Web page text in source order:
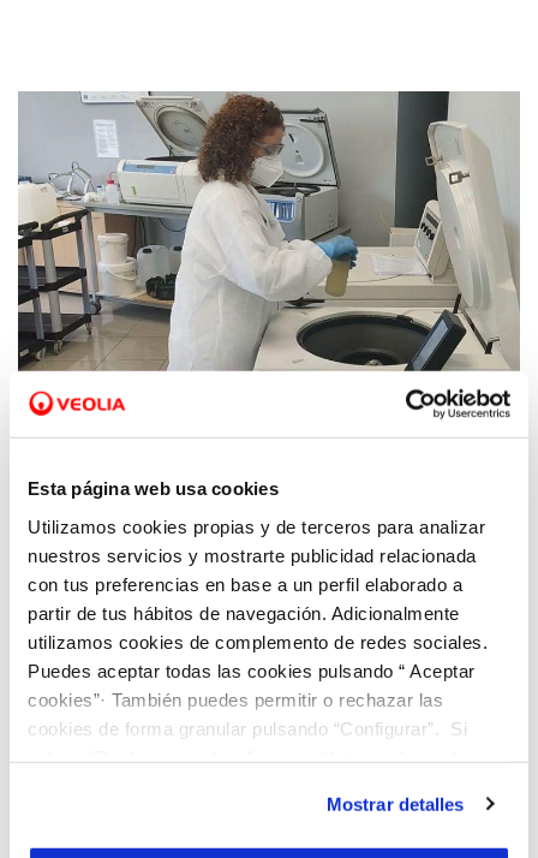
Esta página web usa cookies
Utilizamos cookies propias y de terceros para analizar
nuestros servicios y mostrarte publicidad relacionada
con tus preferencias en base a un perfil elaborado a
partir de tus hábitos de navegación. Adicionalmente
utilizamos cookies de complemento de redes sociales.
Puedes aceptar todas las cookies pulsando “ Aceptar
cookies”· También puedes permitir o rechazar las
cookies de forma granular pulsando “Configurar”. Si
son indispensables para que el sitio web funcione y que
por tanto no se pueden desactivar. Puedes consultar
Mostrar detalles
La nueva cepa, conocida comoómicron, fue
identificada por primera vez en Sudáfrica, y ya se
han detectado casos en el estado español. Según
la Organización Mundial de la Salud (OMS), esta
cepa podría conllevar un "mayor riesgo de
reinfección", según las primeras evidencias
científicas preliminares, si bien los primeros
pacientes presentan síntomas leves.
COVID-19 City Sentinel es el sistema de vigilancia
de Hidraqua que, a través de la red de
laboratorios del grupo,Labaqua, ha desarrollado